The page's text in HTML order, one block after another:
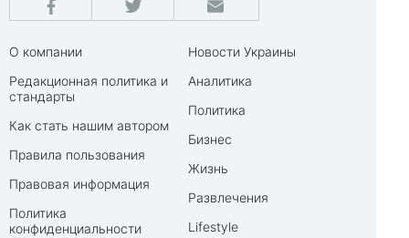
О компании
Редакционная политика и
стандарты
Как стать нашим автором
Правила пользования
Правовая информация
Политика
конфиденциальности
Новости Украины
Аналитика
Политика
Бизнес
Жизнь
Развлечения
Lifestyle